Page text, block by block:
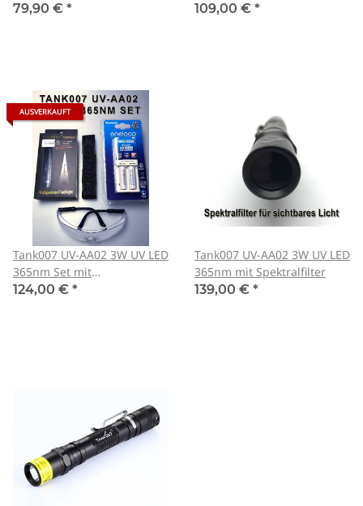
79,90 € *
109,00 € *
AUSVERKAUFT
Tank007 UV-AA02 3W UV LED
365nm Set mit
Lader/Akkus/Brille/Holster
124,00 € *
Tank007 UV-AA02 3W UV LED
365nm mit Spektralfilter
139,00 € *